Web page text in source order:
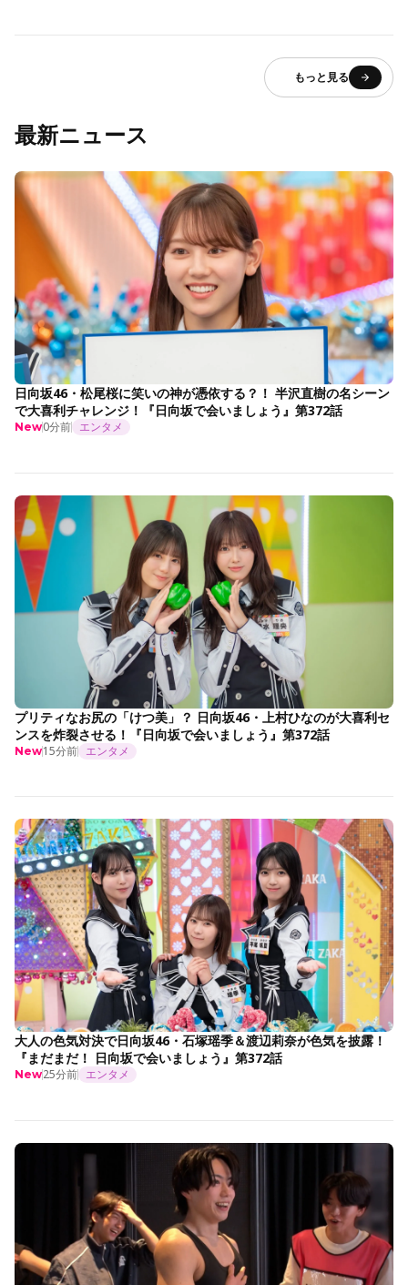
もっと見る
最新ニュース
日向坂46・松尾桜に笑いの神が憑依する？！ 半沢直樹の名シーン
で大喜利チャレンジ！『日向坂で会いましょう』第372話
New0分前 エンタメ
プリティなお尻の「けつ美」？ 日向坂46・上村ひなのが大喜利セ
ンスを炸裂させる！『日向坂で会いましょう』第372話
New15分前 エンタメ
大人の色気対決で日向坂46・石塚瑶季＆渡辺莉奈が色気を披露！
『まだまだ！ 日向坂で会いましょう』第372話
New25分前 エンタメ